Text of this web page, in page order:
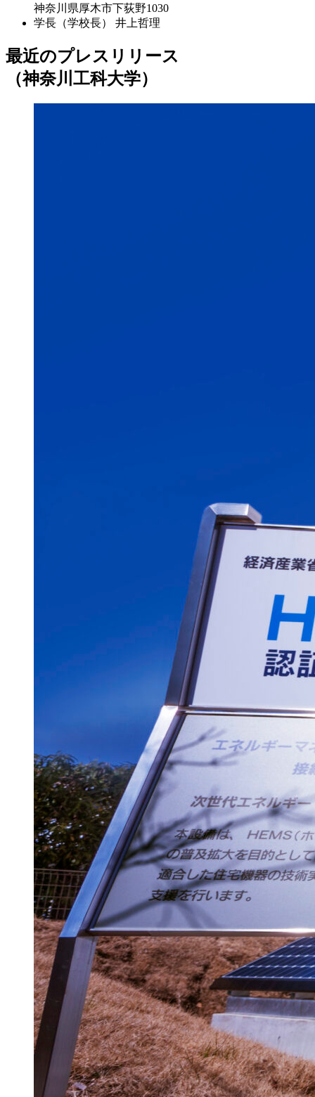
神奈川県厚木市下荻野1030
学長（学校長）
井上哲理
最近のプレスリリース
（神奈川工科大学）